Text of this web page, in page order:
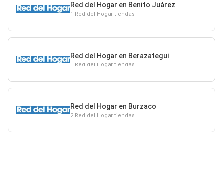
Red del Hogar en Benito Juárez
1 Red del Hogar tiendas
Red del Hogar en Berazategui
1 Red del Hogar tiendas
Red del Hogar en Burzaco
2 Red del Hogar tiendas